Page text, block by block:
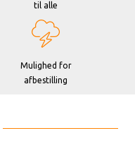
til alle
Mulighed for
afbestilling